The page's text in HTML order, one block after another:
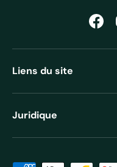
Liens du site
Juridique